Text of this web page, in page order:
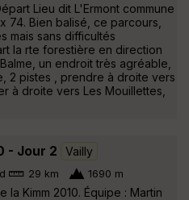
Lieu dit L'Ermont commune
74. Bien balisé, ce parcours,
mais sans difficultés
la rte forestière en direction
un endroit très agréable,
2 pistes , prendre à droite vers
à droite vers Les Mouillettes,
- Jour 2 Vailly
29 km 1690 m
la Kimm 2010. Équipe : Martin